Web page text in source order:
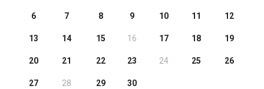
6 7 8 9 10 11 12
13 14 15 16 17 18 19
20 21 22 23 24 25 26
27 28 29
30